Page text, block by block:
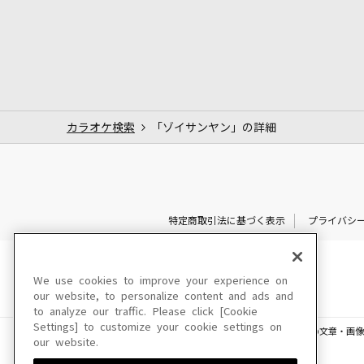
カラオケ検索 「ゾイサンヤン」の詳細
特定商取引法に基づく表示 プライバシ
このサイトに掲載されている一切の文章・画
We use cookies to improve your experience on
our website, to personalize content and ads and
to analyze our traffic. Please click [Cookie
Settings] to customize your cookie settings on
our website.